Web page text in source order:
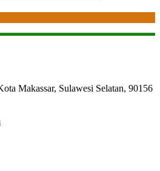
Makassar, Sulawesi Selatan, 90156